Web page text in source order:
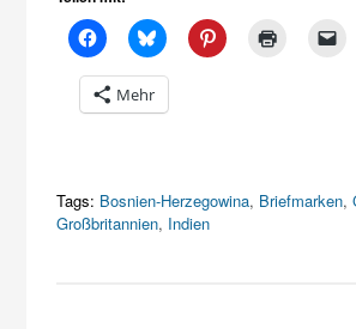
Mehr
Tags: Bosnien-Herzegowina, Briefmarken,
Großbritannien, Indien